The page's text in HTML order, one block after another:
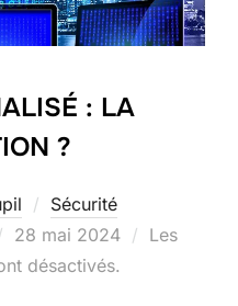
: LA
?
Sécurité
Publié
le
28 mai 2024
Les
désactivés.